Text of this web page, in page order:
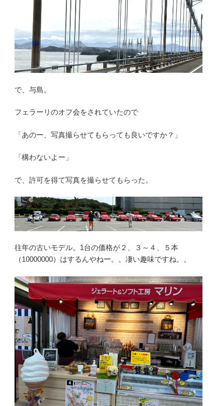
で、与島。
フェラーリのオフ会をされていたので
「あのー、写真撮らせてもらっても良いですか？」
「構わないよー」
で、許可を得て写真を撮らせてもらった。
往年の古いモデル。1台の価格が２、３～４、５本
（10000000）はするんやねー。。凄い趣味ですね。。